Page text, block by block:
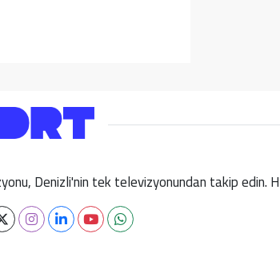
Denizli'nin tek televizyonundan takip edin.